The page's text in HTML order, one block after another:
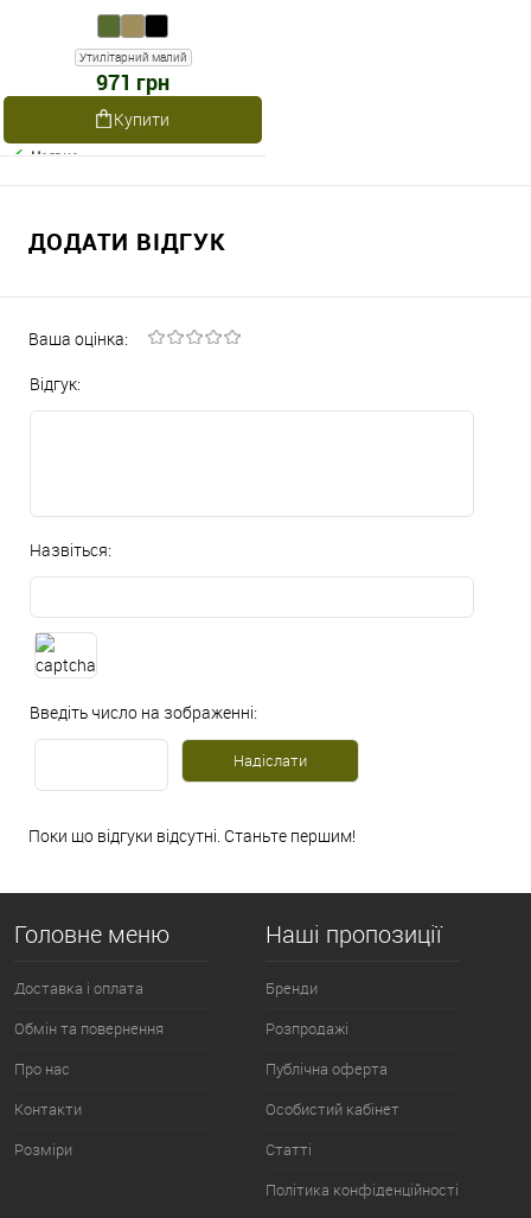
Утилітарний малий
971 грн
Купити
Наявне
ДОДАТИ ВІДГУК
Ваша оцінка:
Відгук:
Назвіться:
Введіть число на зображенні:
Поки що відгуки відсутні. Станьте першим!
Головне меню
Доставка і оплата
Обмін та повернення
Про нас
Контакти
Розміри
Наші пропозиції
Бренди
Розпродажі
Публічна оферта
Особистий кабінет
Статті
Політика конфіденційності